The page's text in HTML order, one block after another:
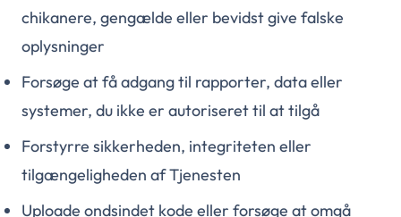
chikanere, gengælde eller bevidst give falske
oplysninger
Forsøge at få adgang til rapporter, data eller
systemer, du ikke er autoriseret til at tilgå
Forstyrre sikkerheden, integriteten eller
tilgængeligheden af Tjenesten
Uploade ondsindet kode eller forsøge at omgå